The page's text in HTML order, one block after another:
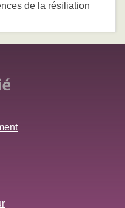
de la résiliation